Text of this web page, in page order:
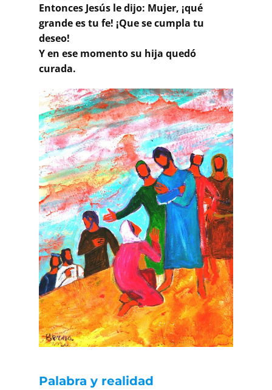
Entonces Jesús le dijo: Mujer, ¡qué
grande es tu fe! ¡Que se cumpla tu
deseo!
Y en ese momento su hija quedó
curada.
Palabra y realidad